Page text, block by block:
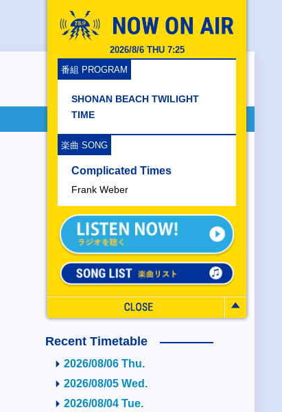
2026/8/6 THU 7:25
番組 PROGRAM
SHONAN BEACH TWILIGHT
TIME
楽曲 SONG
Complicated Times
Frank Weber
Recent Timetable
2026/08/06 Thu.
2026/08/05 Wed.
2026/08/04 Tue.